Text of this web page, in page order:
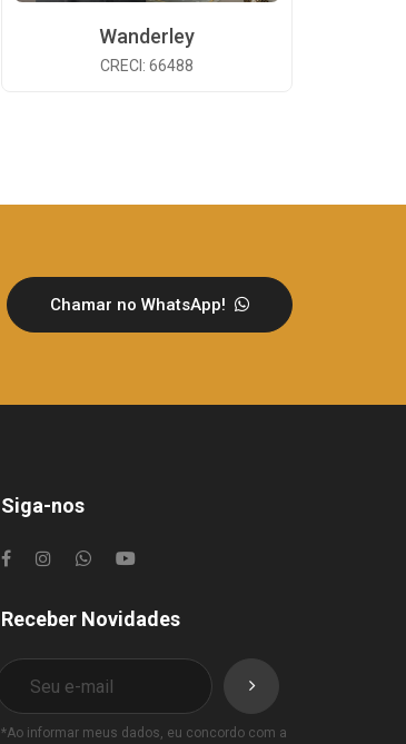
Wanderley
CRECI: 66488
Chamar no WhatsApp!
Siga-nos
Receber Novidades
*Ao informar meus dados, eu concordo com a